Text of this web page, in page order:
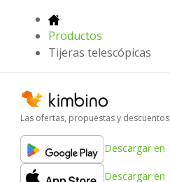
Productos
Tijeras telescópicas
Las ofertas, propuestas y descuentos
Descargar en
Descargar en